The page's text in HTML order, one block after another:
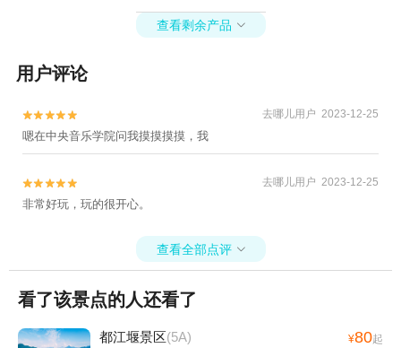
山-老君阁+青城前山+月城湖+张松银杏+伏龙观
+青城前山-新山门+五洞天+青城前山-天然图画
道+玉垒山公园-玉垒关+西关+青城前山-雨亭+天
山-朝阳洞1日游
查看剩余产品 
用户评论

 去哪儿用户 2023-12-25
嗯在中央音乐学院问我摸摸摸摸，我

 去哪儿用户 2023-12-25
非常好玩，玩的很开心。
查看全部点评 
看了该景点的人还看了
都江堰景区(5A) ¥80起